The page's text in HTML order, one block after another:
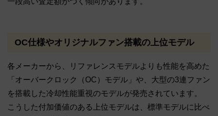
OC仕様やオリジナルファン搭載の上位モデル
各メーカーから、リファレンスモデルよりも性能を高めた
「オーバークロック（OC）モデル」や、大型の3連ファン
を搭載した冷却性能重視のモデルが発売されています。
こうした付加価値のある上位モデルは、標準モデルに比べ